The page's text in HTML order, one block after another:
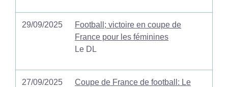
29/09/2025
Football; victoire en coupe de
France pour les féminines
Le DL
27/09/2025
Coupe de France de football: Le